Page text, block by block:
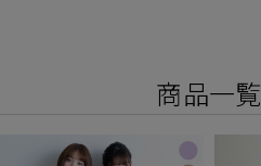
商品一覧